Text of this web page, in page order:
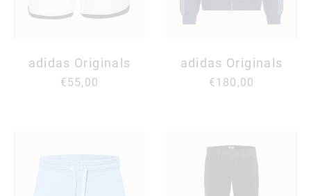
adidas Originals
€55,00
adidas Originals
€180,00